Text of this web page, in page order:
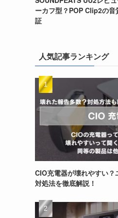
ーカフ型？POP Clip2の
証
人気記事ランキング
CIO充電器が壊れやすい？
対処法を徹底解説！